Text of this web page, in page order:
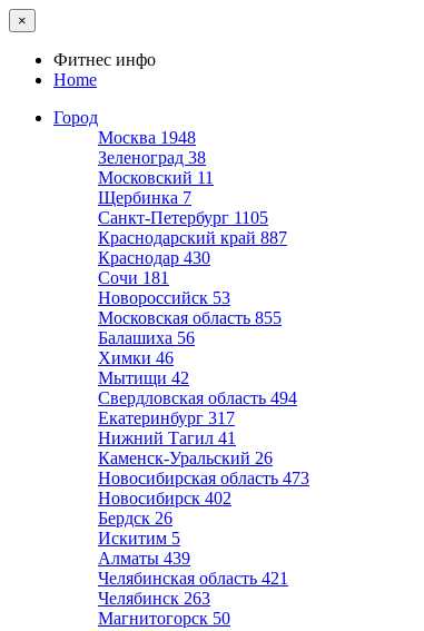
×
Фитнес инфо
Home
Город
Москва 1948
Зеленоград 38
Московский 11
Щербинка 7
Санкт-Петербург 1105
Краснодарский край 887
Краснодар 430
Сочи 181
Новороссийск 53
Московская область 855
Балашиха 56
Химки 46
Мытищи 42
Свердловская область 494
Екатеринбург 317
Нижний Тагил 41
Каменск-Уральский 26
Новосибирская область 473
Новосибирск 402
Бердск 26
Искитим 5
Алматы 439
Челябинская область 421
Челябинск 263
Магнитогорск 50